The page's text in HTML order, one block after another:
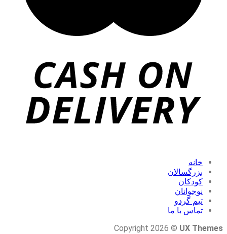
خانه
بزرگسالان
کودکان
نوجوانان
تیم گردو
تماس با ما
Copyright 2026 © UX Themes